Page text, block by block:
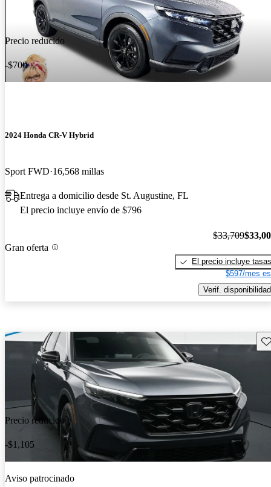
Precio reducido
-$700
2024 Honda CR-V Hybrid
Sport FWD 16,568 millas
Entrega a domicilio desde St. Augustine, FL
El precio incluye envío de $796
Gran oferta
$33,709
El precio incluye tasas
$597/mes
Verif. disponibilidad
Precio reducido
-$1,105
Aviso patrocinado